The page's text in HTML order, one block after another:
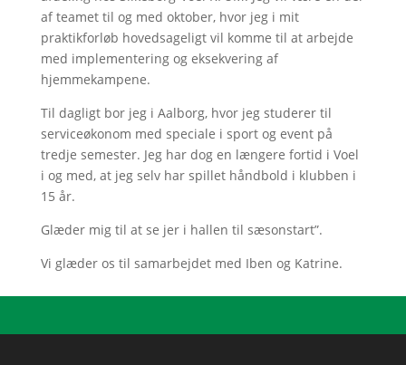
af teamet til og med oktober, hvor jeg i mit
praktikforløb hovedsageligt vil komme til at arbejde
med implementering og eksekvering af
hjemmekampene.
Til dagligt bor jeg i Aalborg, hvor jeg studerer til
serviceøkonom med speciale i sport og event på
tredje semester. Jeg har dog en længere fortid i Voel
i og med, at jeg selv har spillet håndbold i klubben i
15 år.
Glæder mig til at se jer i hallen til sæsonstart”.
Vi glæder os til samarbejdet med Iben og Katrine.